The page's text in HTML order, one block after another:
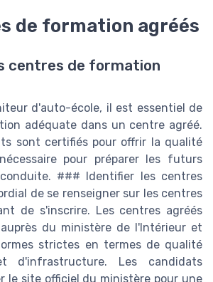
de formation agréés
centres de formation
d'auto-école, il est essentiel de
adéquate dans un centre agréé.
sont certifiés pour offrir la qualité
pour préparer les futurs
### Identifier les centres
de se renseigner sur les centres
de s'inscrire. Les centres agréés
du ministère de l'Intérieur et
strictes en termes de qualité
d'infrastructure. Les candidats
le site officiel du ministère pour une